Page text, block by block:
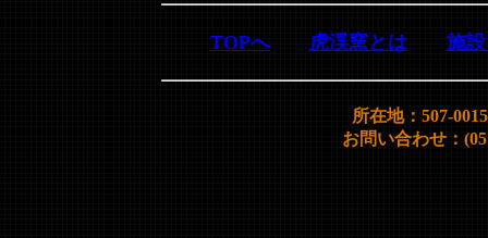
TOPへ 虎渓窯とは 施
所在地：507-
お問い合わせ：